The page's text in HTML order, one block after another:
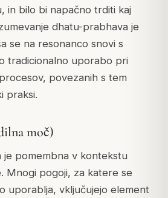
in bilo bi napačno trditi kaj
dhatu-prabhava je
se na resonanco snovi s
tradicionalno uporabo pri
povezanih s tem
praksi.
moč)
je pomembna v kontekstu
Mnogi pogoji, za katere se
uporablja, vključujejo element